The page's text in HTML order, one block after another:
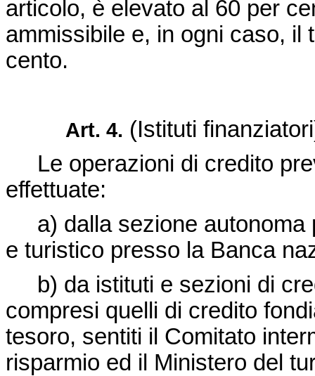
articolo, è elevato al 60 per
ammissibile e, in ogni caso, il
cento.
Art. 4. (Istituti
Le operazioni di credito
effettuate:
a) dalla sezione autonoma
e turistico presso la Banca
b) da istituti e sezioni di
compresi quelli di credito
tesoro, sentiti il Comitato
risparmio ed il Ministero del